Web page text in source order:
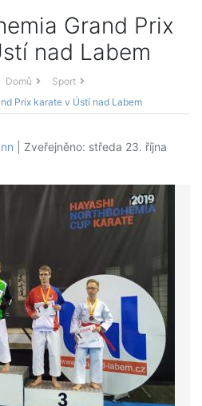
Grand Prix
nad Labem
Domů
Sport
Prix karate v Ústí nad Labem
| Zveřejněno: středa 23. října